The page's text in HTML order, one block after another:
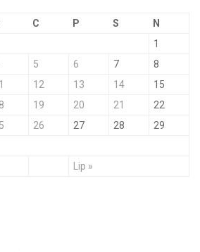
C P S N
Lip »
1
5 6 7
8
12 13 14
15
19 20 21
22
26 27 28
29